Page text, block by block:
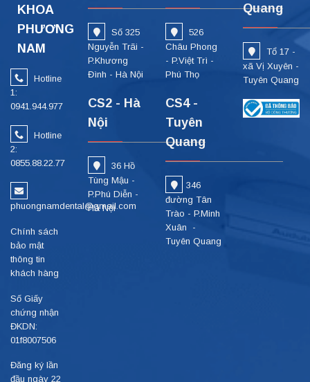
KHOA
PHƯƠNG
NAM
Hotline
1:
0941.944.977
Hotline
2:
0855.88.22.77
phuongnamdental@gmail.com
Chính sách
bảo mật
thông tin
khách hàng
Số Giấy
chứng nhận
ĐKDN:
01f8007506
Đăng ký lần
đầu ngày 22
Số 325
Nguyễn Trãi -
P.Khương
Đình - Hà Nội
CS2 - Hà
Nội
36 Hồ
Tùng Mậu -
P.Phú Diễn -
Hà Nội
526
Châu Phong
- P.Việt Trì -
Phú Thọ
CS4 -
Tuyên
Quang
346
đường Tân
Trào - P.Minh
Xuân -
Tuyên Quang
Quang
Tổ 17 -
xã Vị Xuyên -
Tuyên Quang